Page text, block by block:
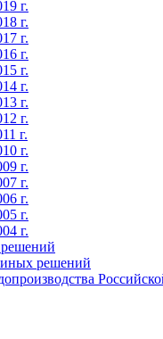
г.
г.
г.
г.
г.
г.
г.
г.
г.
г.
г.
г.
г.
г.
г.
решений